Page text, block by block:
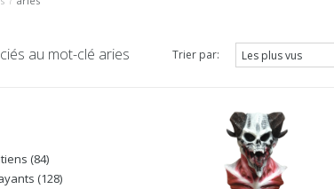
au mot-clé aries Trier par:
(84)
(128)